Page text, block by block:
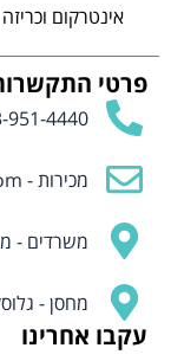
אינטרקום וכריזה
פרטי
951-4440
מכירות -
משרדים - משה שפירא
מחסן - גלוסקא 3
עקבו אחרינו